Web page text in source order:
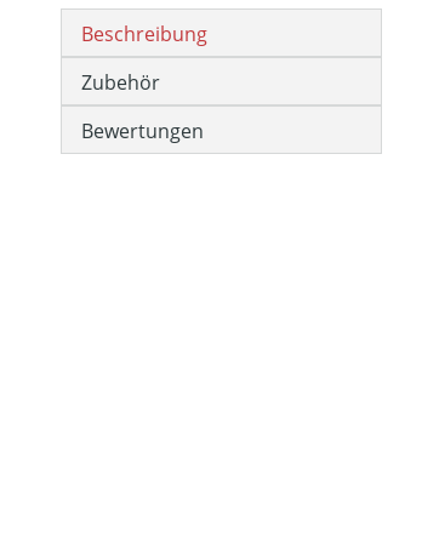
Beschreibung
Zubehör
Bewertungen